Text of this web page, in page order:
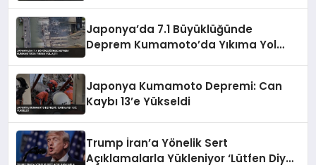
Japonya’da 7.1 Büyüklüğünde
Deprem Kumamoto’da Yıkıma Yol
Japonya Kumamoto Depremi: Can
Kaybı 13’e Yükseldi
Trump İran’a Yönelik Sert
Açıklamalarla Yükleniyor ‘Lütfen Diye